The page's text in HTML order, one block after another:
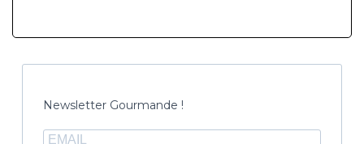
Newsletter Gourmande !